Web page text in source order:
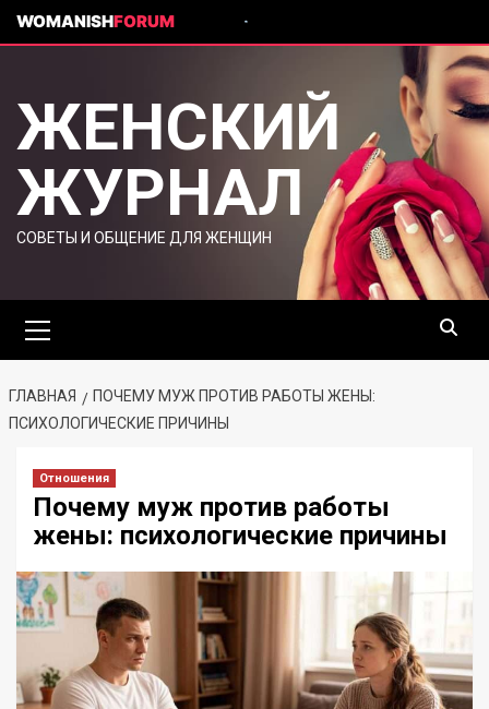
WOMANISHFORUM
ЖЕНСКИЙ
ЖУРНАЛ
СОВЕТЫ И ОБЩЕНИЕ ДЛЯ ЖЕНЩИН
ГЛАВНАЯ
ПОЧЕМУ МУЖ ПРОТИВ РАБОТЫ ЖЕНЫ:
ПСИХОЛОГИЧЕСКИЕ ПРИЧИНЫ
Отношения
Почему муж против работы
жены: психологические причины